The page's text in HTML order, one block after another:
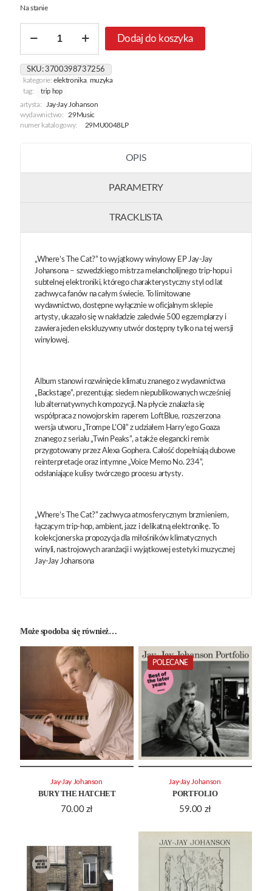
Na stanie
Where’S
Cat?
Dodaj do koszyka
SKU:3700398737256
kategorie:elektronika, muzyka
tag:
trip hop
artysta:
Jay-Jay Johanson
wydawnictwo:
29Music
numer katalogowy:
29MU0048LP
OPIS
PARAMETRY
TRACKLISTA
„Where’s The Cat?” to wyjątkowy winylowy EP Jay-Jay
Johansona – szwedzkiego mistrza melancholijnego trip-hopu i
subtelnej elektroniki, którego charakterystyczny styl od lat
zachwyca fanów na całym świecie. To limitowane
wydawnictwo, dostępne wyłącznie w oficjalnym sklepie
artysty, ukazało się w nakładzie zaledwie 500 egzemplarzy i
zawiera jeden ekskluzywny utwór dostępny tylko na tej wersji
winylowej.
Album stanowi rozwinięcie klimatu znanego z wydawnictwa
„Backstage”, prezentując siedem niepublikowanych wcześniej
lub alternatywnych kompozycji. Na płycie znalazła się
współpraca z nowojorskim raperem LoftBlue, rozszerzona
wersja utworu „Trompe L’Oil” z udziałem Harry’ego Goaza
znanego z serialu „Twin Peaks”, a także elegancki remix
przygotowany przez Alexa Gophera. Całość dopełniają dubowe
reinterpretacje oraz intymne „Voice Memo No. 234”,
odsłaniające kulisy twórczego procesu artysty.
„Where’s The Cat?” zachwyca atmosferycznym brzmieniem,
łączącym trip-hop, ambient, jazz i delikatną elektronikę. To
kolekcjonerska propozycja dla miłośników klimatycznych
winyli, nastrojowych aranżacji i wyjątkowej estetyki muzycznej
Jay-Jay Johansona
Może spodoba się również…
BURY THE HATCHET
70.00 zł
Jay-Jay Johanson
POLECANE
PORTFOLIO
59.00 zł
Jay-Jay Johanson